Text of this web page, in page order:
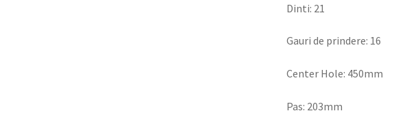
Dinti: 21
Gauri de prindere: 16
Center Hole: 450mm
Pas: 203mm